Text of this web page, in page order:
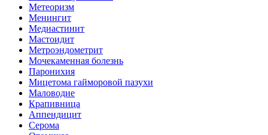
Метеоризм
Менингит
Медиастинит
Мастоидит
Метроэндометрит
Мочекаменная болезнь
Паронихия
Мицетома гайморовой пазухи
Маловодие
Крапивница
Аппендицит
Серома